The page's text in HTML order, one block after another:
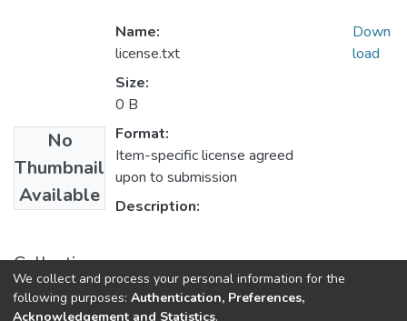
No
Thumbnail
Available
Name:
license.txt
Size:
0 B
Format:
Item-specific license agreed
upon to submission
Description:
Down
load
Collections
1.1.2. Informes Finales
We collect and process your personal information for the
following purposes: Authentication, Preferences,
Acknowledgement and Statistics.